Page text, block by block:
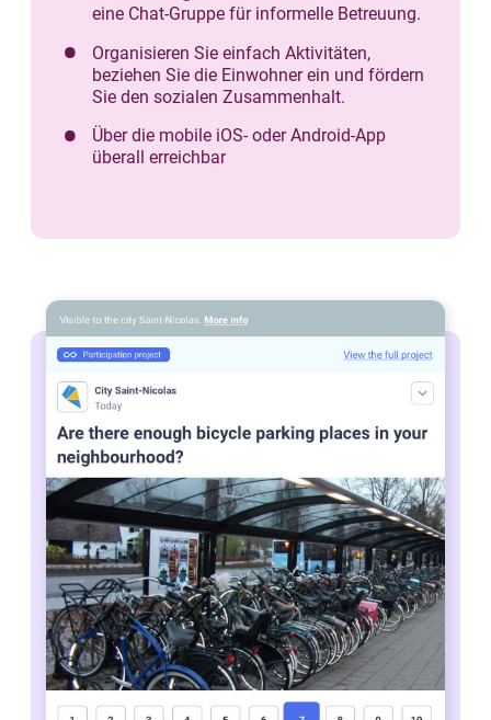
eine Chat-Gruppe für informelle Betreuung.
Organisieren Sie einfach Aktivitäten,
beziehen Sie die Einwohner ein und fördern
Sie den sozialen Zusammenhalt.
Über die mobile iOS- oder Android-App
überall erreichbar